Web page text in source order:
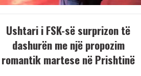
Ushtari i FSK-së surprizon të
dashurën me një propozim
romantik martese në Prishtinë